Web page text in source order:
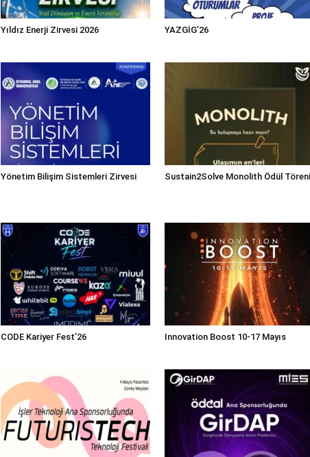
Yıldız Enerji Zirvesi 2026 YAZGİG’26
Yönetim Bilişim Sistemleri Zirvesi Sustain2Solve Monolith Ödül Töreni
CODE Kariyer Fest’26 Innovation Boost 10-17 Mayıs